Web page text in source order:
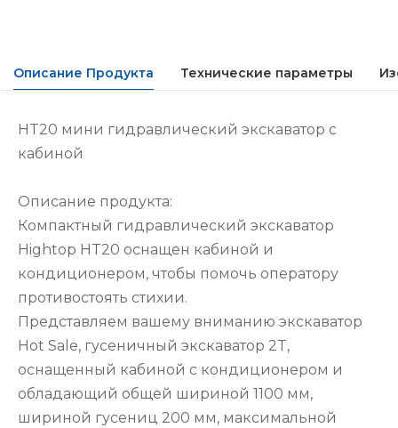
Описание Продукта Технические параметры
HT20 мини гидравлический экскаватор с
кабиной
Описание продукта:
Компактный гидравлический экскаватор
Hightop HT20 оснащен кабиной и
кондиционером, чтобы помочь оператору
противостоять стихии.
Представляем вашему вниманию экскаватор
Hot Sale, гусеничный экскаватор 2T,
оснащенный кабиной с кондиционером и
обладающий общей шириной 1100 мм,
шириной гусениц 200 мм, максимальной